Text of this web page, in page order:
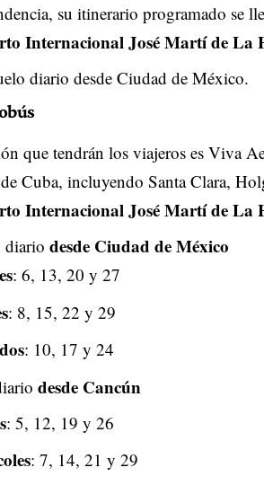
su itinerario programado se
Internacional José Martí de La
diario desde Ciudad de México.
que tendrán los viajeros es Viva
Cuba, incluyendo Santa Clara,
Internacional José Martí de La
diario desde Ciudad de México
: 6, 13, 20 y 27
: 8, 15, 22 y 29
: 10, 17 y 24
desde Cancún
: 5, 12, 19 y 26
: 7, 14, 21 y 29